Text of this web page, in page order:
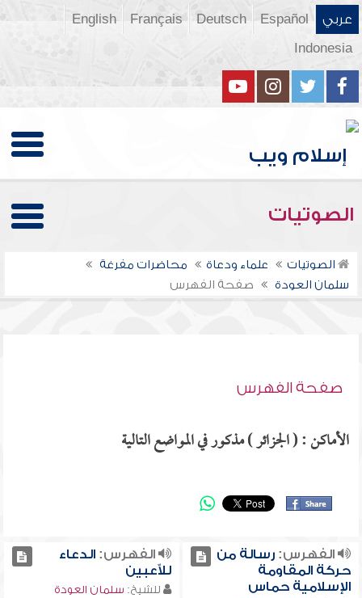
عربي Español
Deutsch
Français
English
Indonesia
الصوتيات
الصوتيات علماء ودعاة
محاضرات مفرغة
سلمان العودة
صفحة الفهرس
صفحة الفهرس
الأماكن : ( الجزائر ) مذكور في المواضع التالية
الفهرس:رسالة من
حركة المقاومة
الإسلامية حماس
الفهرس:الدعاء
للاّعبين
للشيخ: سلمان العودة